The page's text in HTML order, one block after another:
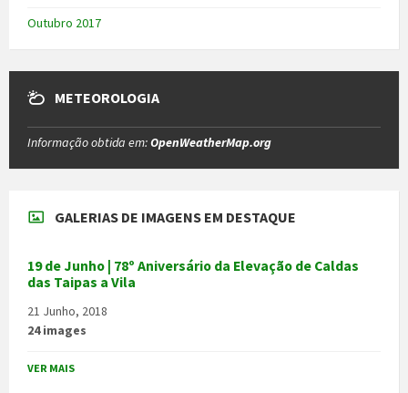
Outubro 2017
METEOROLOGIA
Informação obtida em:OpenWeatherMap.org
GALERIAS DE IMAGENS EM DESTAQUE
19 de Junho | 78º Aniversário da Elevação de Caldas
das Taipas a Vila
21 Junho, 2018
24 images
VER MAIS